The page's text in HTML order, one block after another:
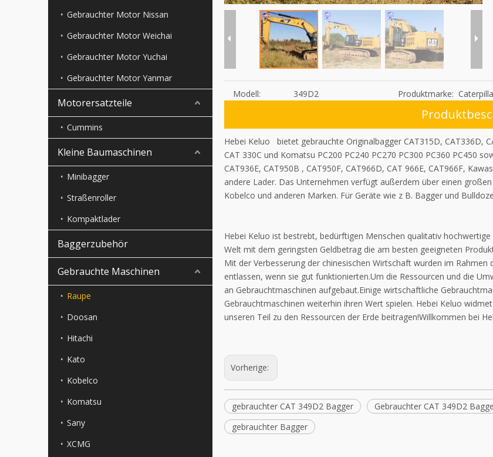
Gebrauchter Motor Nissan
Gebrauchter Motor Weichai
Gebrauchter Motor Yuchai
Gebrauchter Motor Yanmar
Motorersatzteile
Cummins
Kleine Baumaschinen
Minibagger
Straßenroller
Kompaktlader
Baggerzubehör
Gebrauchte Maschinen
Raupe
Doosan
Hitachi
Kato
Kobelco
Komatsu
Sany
XCMG
Modell: 349D2 Produktmarke:
Hebei Keluo bietet gebrauchte Originalbagger CAT315D, CAT336D,
CAT 330C und Komatsu PC200 PC240 PC270 PC300 PC360 PC450
CAT936E, CAT950B , CAT950F, CAT966D, CAT 966E, CAT966F,
andere Lader. Das Unternehmen verfügt außerdem über einen
Kobelco und anderen Marken. Für Geräte wie z B. Bagger und
Hebei Keluo ist bestrebt, bedürftigen Menschen qualitativ
Welt mit dem geringsten Geldbetrag die am besten geeigneten
Mit der Verbesserung der chinesischen Wirtschaft wurden im
entlassen, wenn sie gut funktionierten.Um die Ressourcen und die
an Gebrauchtmaschinen aufgebaut.Einige wirtschaftliche
Gebrauchtmaschinen weiterhin ihren Wert spielen. Hebei Keluo
unseren Teil zu den Ressourcen der Erde beitragen!Willkommen bei
Vorherige:
gebrauchter CAT 349D2 Bagger Gebrauchter CAT 349D2
gebrauchter Bagger